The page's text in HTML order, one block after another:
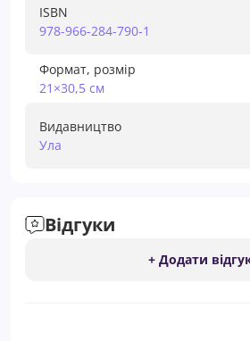
ISBN
978-966-284-790-1
Формат, розмір
21×30,5 см
Видавництво
Ула
Відгуки
+ Додати